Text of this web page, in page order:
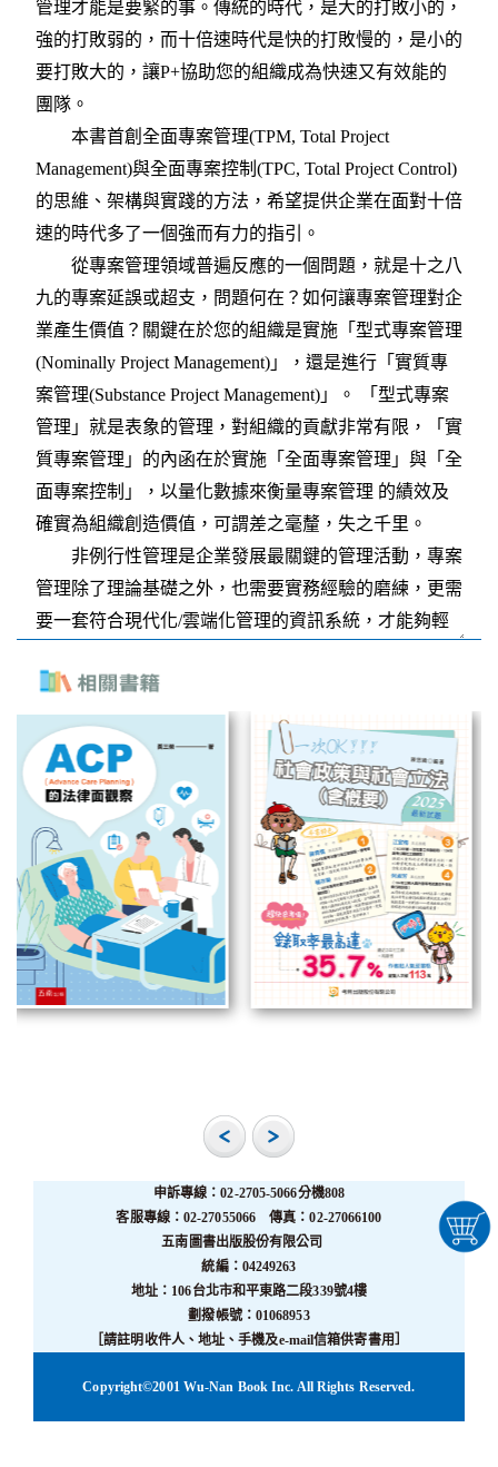
申訴專線：02-2705-5066分機808
客服專線：02-27055066 傳真：02-27066100
五南圖書出版股份有限公司
統編：04249263
地址：106台北市和平東路二段339號4樓
劃撥帳號：01068953
［請註明收件人、地址、手機及e-mail信箱供寄書用］
Copyright©2001 Wu-Nan Book Inc. All Rights Reserved.